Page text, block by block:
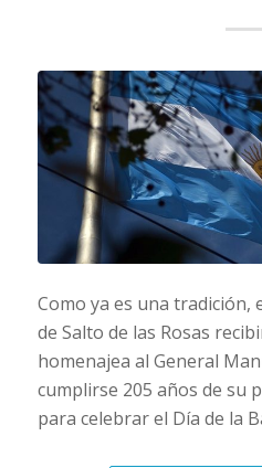
Como ya es una tradición,
de Salto de las Rosas
homenajea al General
cumplirse 205 años de su
para celebrar el Día de la